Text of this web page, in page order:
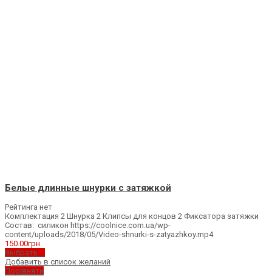
Белые длинные шнурки с затяжкой
Рейтинга нет
Комплектация 2 Шнурка 2 Клипсы для концов 2 Фиксатора затяжки
Состав: силикон https://coolnice.com.ua/wp-
content/uploads/2018/05/Video-shnurki-s-zatyazhkoy.mp4
150.00грн.
Выбрать ...
Добавить в список желаний
Порівняти